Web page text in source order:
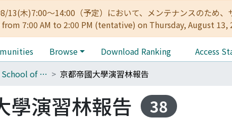
13(木)7:00～14:00（予定）において、メンテナンスのた
7:00 AM to 2:00 PM (tentative) on Thursday, August 13,
Browse Download Ranking Access
100_Graduate School of Agriculture 京都帝國大學演習林報告
學演習林報告 38